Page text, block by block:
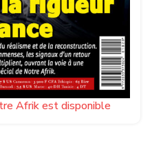
Afrik est disponible